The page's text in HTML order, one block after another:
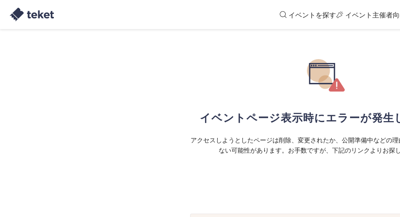
イベントを探す イベント主催者
イベントページ表示時にエラーが発生
アクセスしようとしたページは削除、変更されたか、公開準備中などの
ない可能性があります。お手数ですが、下記のリンクよりお探